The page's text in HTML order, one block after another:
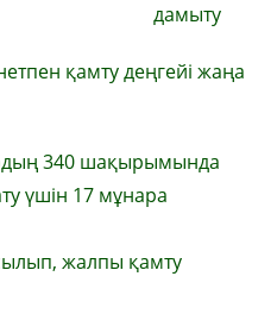
дамыту
қамту деңгейі жаңа
340 шақырымында
үшін 17 мұнара
жалпы қамту